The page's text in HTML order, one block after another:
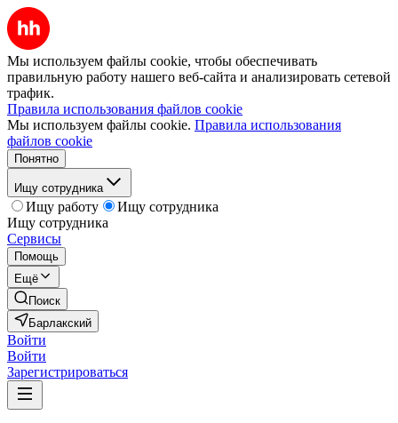
Мы используем файлы cookie, чтобы обеспечивать
правильную работу нашего веб-сайта и анализировать сетевой
трафик.
Правила использования файлов cookie
Мы используем файлы cookie. Правила использования
файлов cookie
Понятно
Ищу сотрудника
Ищу работу
Ищу сотрудника
Ищу сотрудника
Сервисы
Помощь
Ещё
Поиск
Барлакский
Войти
Войти
Зарегистрироваться